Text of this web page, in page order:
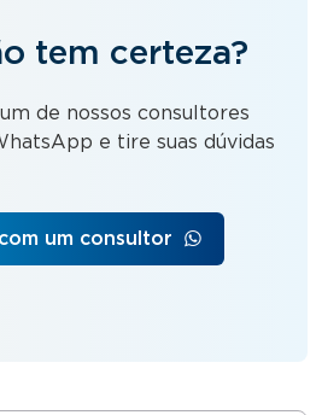
tem certeza?
de nossos consultores
e tire suas dúvidas
um consultor